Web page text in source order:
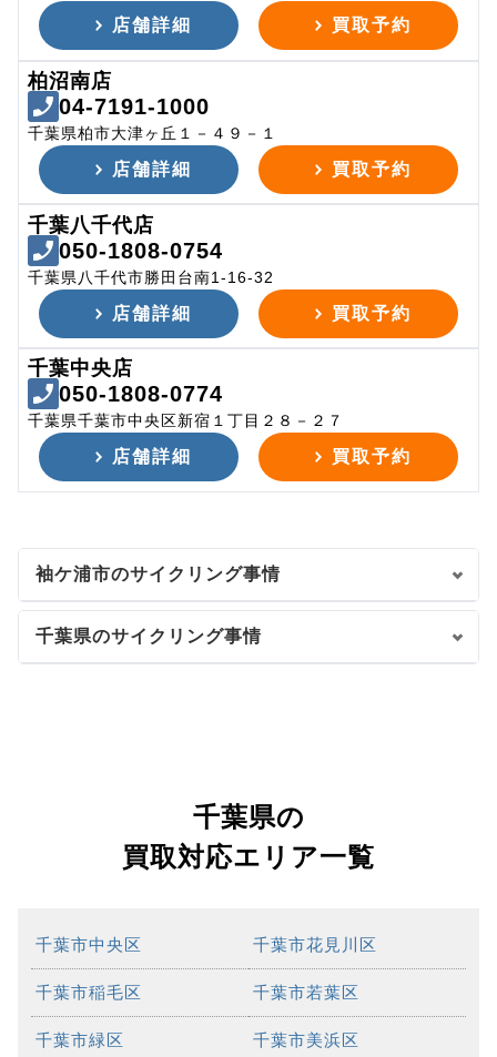
店舗詳細 買取予約
柏沼南店
04-7191-1000
千葉県柏市大津ヶ丘１－４９－１
店舗詳細 買取予約
千葉八千代店
050-1808-0754
千葉県八千代市勝田台南1-16-32
店舗詳細 買取予約
千葉中央店
050-1808-0774
千葉県千葉市中央区新宿１丁目２８－２７
店舗詳細 買取予約
袖ケ浦市のサイクリング事情
千葉県のサイクリング事情
千葉県の
買取対応エリア一覧
千葉市中央区 千葉市花見川区
千葉市稲毛区 千葉市若葉区
千葉市緑区 千葉市美浜区